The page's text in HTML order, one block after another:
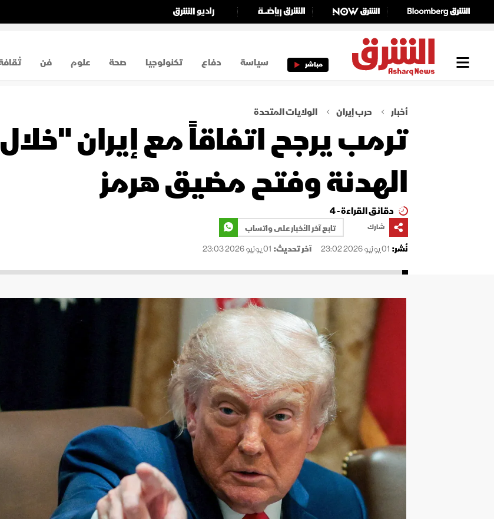
مباشر سياسة دفاع تكنولوجيا صحة علوم فن
أخبار حرب إيران الولايات المتحدة
ترمب يرجح اتفاقاً مع إيران
الهدنة وفتح مضيق هرمز
دقائق القراءة - 4
شارك
تابع آخر الأخبار على واتساب
نُشر: 01 يونيو 2026 23:02 آخر تحديث: 01 يونيو 2026 23:03